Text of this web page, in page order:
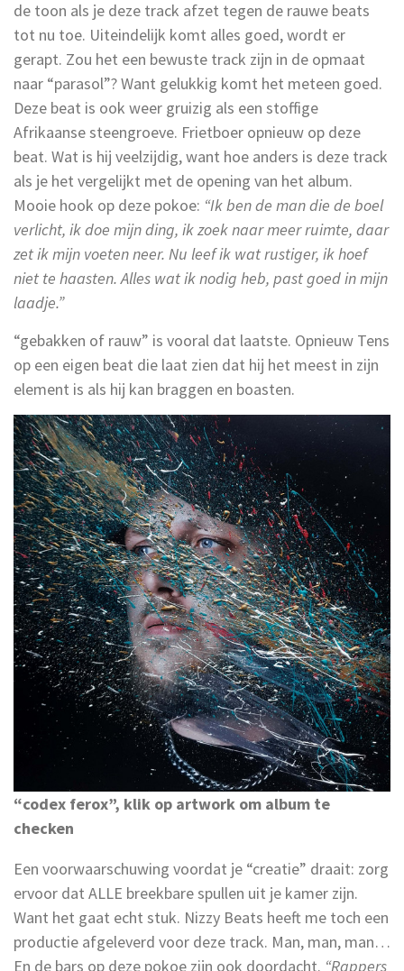
de toon als je deze track afzet tegen de rauwe beats
tot nu toe. Uiteindelijk komt alles goed, wordt er
gerapt. Zou het een bewuste track zijn in de opmaat
naar “parasol”? Want gelukkig komt het meteen goed.
Deze beat is ook weer gruizig als een stoffige
Afrikaanse steengroeve. Frietboer opnieuw op deze
beat. Wat is hij veelzijdig, want hoe anders is deze track
als je het vergelijkt met de opening van het album.
Mooie hook op deze pokoe: “Ik ben de man die de boel
verlicht, ik doe mijn ding, ik zoek naar meer ruimte, daar
zet ik mijn voeten neer. Nu leef ik wat rustiger, ik hoef
niet te haasten. Alles wat ik nodig heb, past goed in mijn
laadje.”
“gebakken of rauw” is vooral dat laatste. Opnieuw Tens
op een eigen beat die laat zien dat hij het meest in zijn
element is als hij kan braggen en boasten.
“codex ferox”, klik op artwork om album te
checken
Een voorwaarschuwing voordat je “creatie” draait: zorg
ervoor dat ALLE breekbare spullen uit je kamer zijn.
Want het gaat echt stuk. Nizzy Beats heeft me toch een
productie afgeleverd voor deze track. Man, man, man…
En de bars op deze pokoe zijn ook doordacht. “Rappers